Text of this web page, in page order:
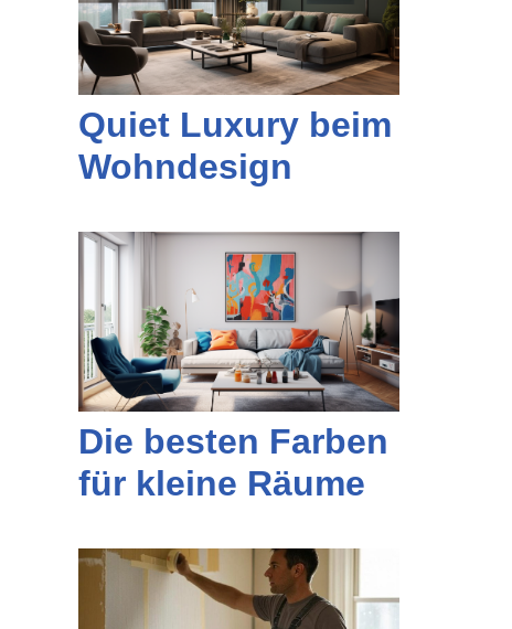
Quiet Luxury beim
Wohndesign
Die besten Farben
für kleine Räume